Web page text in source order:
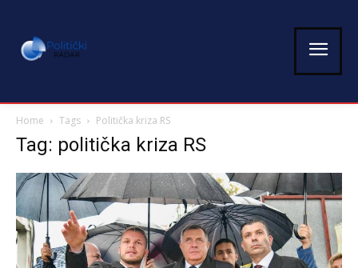
Home Tags Politička kriza RS
Tag: politička kriza RS